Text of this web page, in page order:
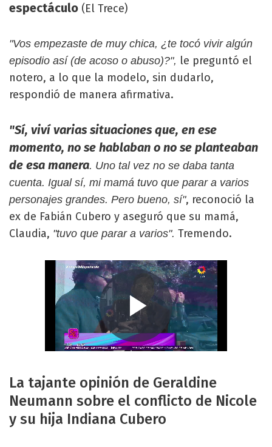
espectáculo (El Trece)
"Vos empezaste de muy chica, ¿te tocó vivir algún
episodio así (de acoso o abuso)?", le preguntó el
notero, a lo que la modelo, sin dudarlo,
respondió de manera afirmativa.
"Sí, viví varias situaciones que, en ese
momento, no se hablaban o no se planteaban
de esa manera. Uno tal vez no se daba tanta
cuenta. Igual sí, mi mamá tuvo que parar a varios
personajes grandes. Pero bueno, sí", reconoció la
ex de Fabián Cubero y aseguró que su mamá,
Claudia, "tuvo que parar a varios". Tremendo.
La tajante opinión de Geraldine
Neumann sobre el conflicto de Nicole
y su hija Indiana Cubero